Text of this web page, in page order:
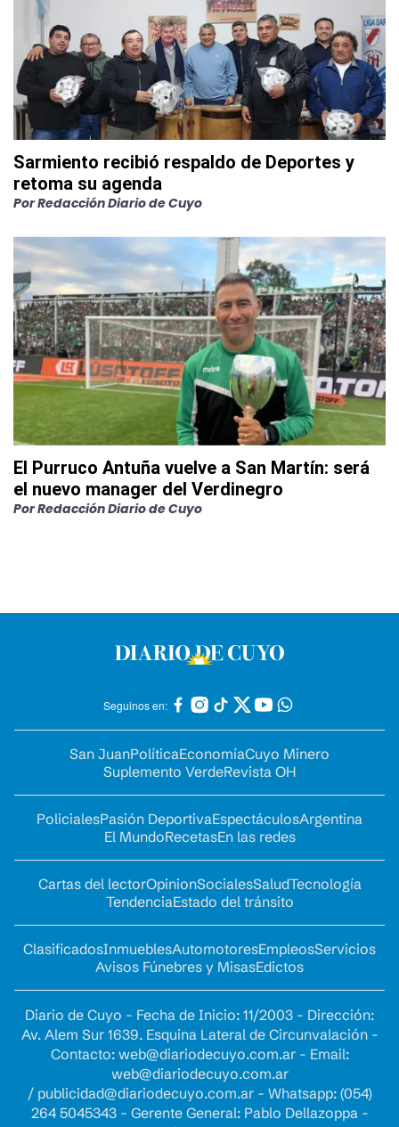
Sarmiento recibió respaldo de Deportes y
retoma su agenda
PorRedacción Diario de Cuyo
El Purruco Antuña vuelve a San Martín: será
el nuevo manager del Verdinegro
PorRedacción Diario de Cuyo
Seguinos en:
San JuanPolíticaEconomíaCuyo Minero
Suplemento VerdeRevista OH
PolicialesPasión DeportivaEspectáculosArgentina
El MundoRecetasEn las redes
Cartas del lectorOpinionSocialesSaludTecnología
TendenciaEstado del tránsito
ClasificadosInmueblesAutomotoresEmpleosServicios
Avisos Fúnebres y MisasEdictos
Diario de Cuyo - Fecha de Inicio: 11/2003 - Dirección:
Av. Alem Sur 1639. Esquina Lateral de Circunvalación -
Contacto: web@diariodecuyo.com.ar- Email:
web@diariodecuyo.com.ar
/ publicidad@diariodecuyo.com.ar- Whatsapp: (054)
264 5045343 - Gerente General: Pablo Dellazoppa -